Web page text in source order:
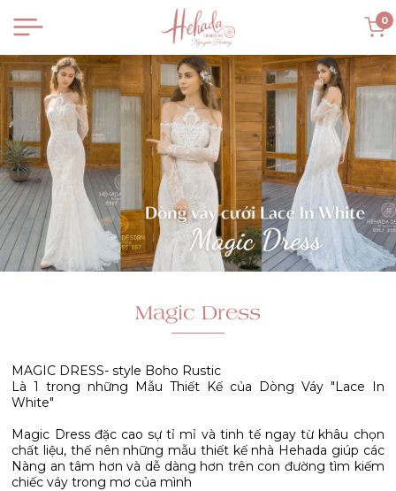
0
Magic Dress
MAGIC DRESS- style Boho Rustic
Là 1 trong những Mẫu Thiết Kế của Dòng Váy "Lace In
White"
Magic Dress đặc cao sự tỉ mỉ và tinh tế ngay từ khâu chọn
chất liệu, thế nên những mẫu thiết kế nhà Hehada giúp các
Nàng an tâm hơn và dễ dàng hơn trên con đường tìm kiếm
chiếc váy trong mơ của mình